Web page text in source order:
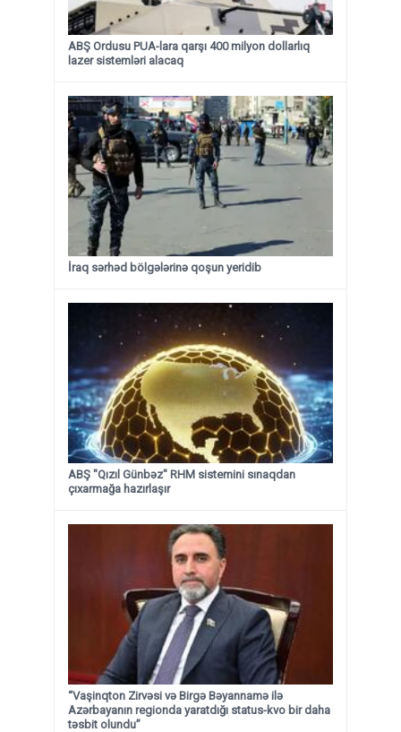
ABŞ Ordusu PUA-lara qarşı 400 milyon dollarlıq
lazer sistemləri alacaq
İraq sərhəd bölgələrinə qoşun yeridib
ABŞ "Qızıl Günbəz" RHM sistemini sınaqdan
çıxarmağa hazırlaşır
“Vaşinqton Zirvəsi və Birgə Bəyannamə ilə
Azərbayanın regionda yaratdığı status-kvo bir daha
təsbit olundu”